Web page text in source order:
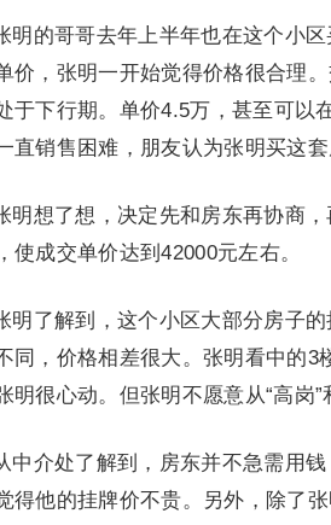
明的哥哥去年上半年也在这个小
价，张明一开始觉得价格很合理
于下行期。单价4.5万，甚至可以
直销售困难，朋友认为张明买这套
明想了想，决定先和房东再协商
使成交单价达到42000元左右。
明了解到，这个小区大部分房子
同，价格相差很大。张明看中的3
明很心动。但张明不愿意从“高岗”
中介处了解到，房东并不急需用
得他的挂牌价不贵。另外，除了